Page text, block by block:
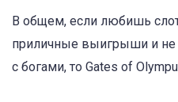
В общем, если любишь
приличные выигрыши и не
с богами, то Gates of